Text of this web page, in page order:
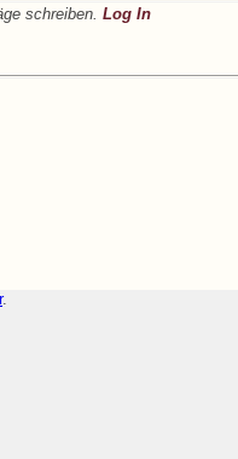
schreiben. Log In
.